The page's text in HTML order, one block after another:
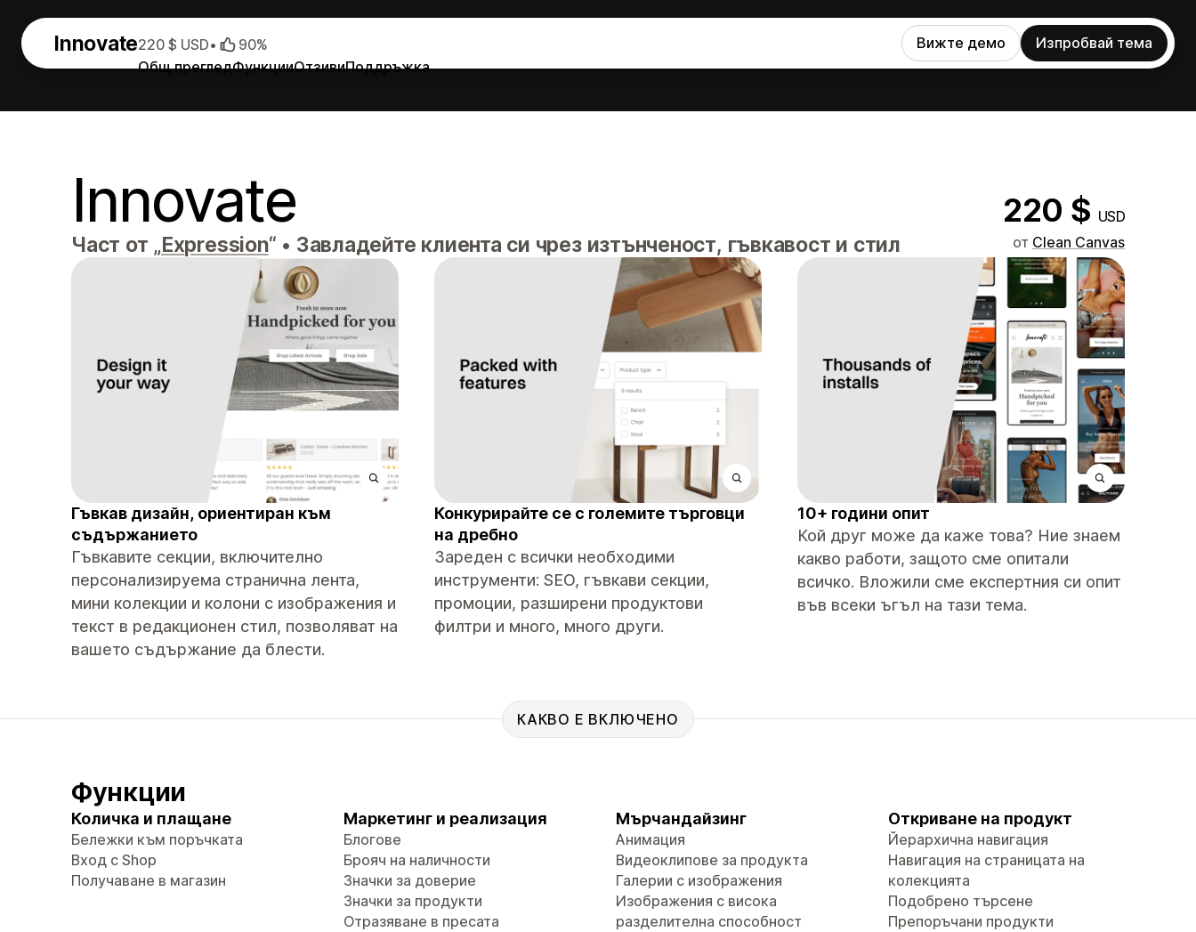
Innovate
Общ прегледФункцииОтзивиПоддръжка
220 $ USD• 90% Вижте демо Изпробвай тема
Innovate 220 $ USD
Част от „Expression“ • Завладейте клиента си чрез изтънченост, гъвкавост и стил от Clean Canvas
Гъвкав дизайн, ориентиран към
съдържанието
Гъвкавите секции, включително
персонализируема странична лента,
мини колекции и колони с изображения и
текст в редакционен стил, позволяват на
вашето съдържание да блести.
Конкурирайте се с големите търговци
на дребно
Зареден с всички необходими
инструменти: SEO, гъвкави секции,
промоции, разширени продуктови
филтри и много, много други.
10+ години опит
Кой друг може да каже това? Ние знаем
какво работи, защото сме опитали
всичко. Вложили сме експертния си опит
във всеки ъгъл на тази тема.
КАКВО Е ВКЛЮЧЕНО
Функции
Количка и плащане
Бележки към поръчката
Вход с Shop
Получаване в магазин
Маркетинг и реализация
Блогове
Брояч на наличности
Значки за доверие
Значки за продукти
Отразяване в пресата
Мърчандайзинг
Анимация
Видеоклипове за продукта
Галерии с изображения
Изображения с висока
разделителна способност
Откриване на продукт
Йерархична навигация
Навигация на страницата на
колекцията
Подобрено търсене
Препоръчани продукти